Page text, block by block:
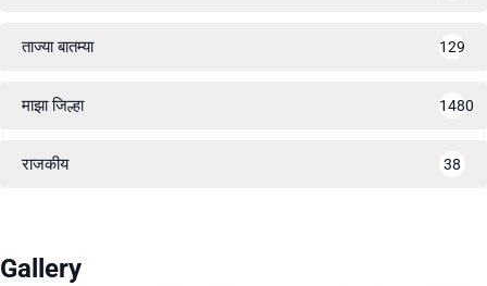
ताज्या बातम्या 129
माझा जिल्हा 1480
राजकीय 38
Gallery